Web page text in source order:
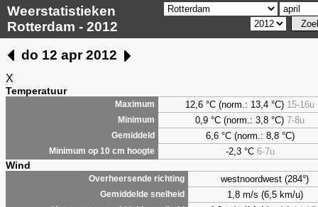
Weerstatistieken
Rotterdam - 2012
do 12 apr 2012
X
Temperatuur
Maximum 12,6 °C (norm.: 13,4 °C) 15-16u
Minimum 0,9 °C (norm.: 3,8 °C) 7-8u
Gemiddeld 6,6°C (norm.: 8,8 °C)
Minimum op 10 cm hoogte -2,3 °C 6-7u
Wind
Overheersende richting westnoordwest (284°)
Gemiddelde snelheid 1,8 m/s (6,5 km/u)